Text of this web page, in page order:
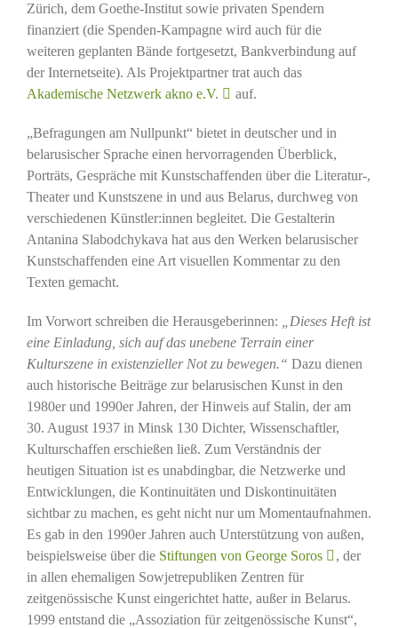
Zürich, dem Goethe-Institut sowie privaten Spendern
finanziert (die Spenden-Kampagne wird auch für die
weiteren geplanten Bände fortgesetzt, Bankverbindung auf
der Internetseite). Als Projektpartner trat auch das
Akademische Netzwerk akno e.V.
auf.
„Befragungen am Nullpunkt“ bietet in deutscher und in
belarusischer Sprache einen hervorragenden Überblick,
Porträts, Gespräche mit Kunstschaffenden über die Literatur-,
Theater und Kunstszene in und aus Belarus, durchweg von
verschiedenen Künstler:innen begleitet. Die Gestalterin
Antanina Slabodchykava hat aus den Werken belarusischer
Kunstschaffenden eine Art visuellen Kommentar zu den
Texten gemacht.
Im Vorwort schreiben die Herausgeberinnen:
„Dieses Heft ist
eine Einladung, sich auf das unebene Terrain einer
Kulturszene in existenzieller Not zu bewegen.“ Dazu dienen
auch historische Beiträge zur belarusischen Kunst in den
1980er und 1990er Jahren, der Hinweis auf Stalin, der am
30. August 1937 in Minsk 130 Dichter, Wissenschaftler,
Kulturschaffen erschießen ließ. Zum Verständnis der
heutigen Situation ist es unabdingbar, die Netzwerke und
Entwicklungen, die Kontinuitäten und Diskontinuitäten
sichtbar zu machen, es geht nicht nur um Momentaufnahmen.
Es gab in den 1990er Jahren auch Unterstützung von außen,
beispielsweise über die Stiftungen von George Soros
, der
in allen ehemaligen Sowjetrepubliken Zentren für
zeitgenössische Kunst eingerichtet hatte, außer in Belarus.
1999 entstand die „Assoziation für zeitgenössische Kunst“,